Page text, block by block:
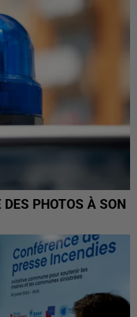
PHOTOS À SON